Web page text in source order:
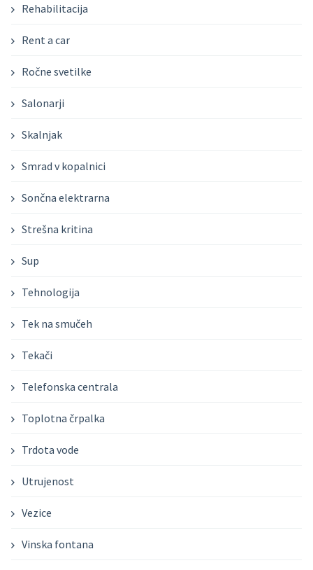
Rehabilitacija
Rent a car
Ročne svetilke
Salonarji
Skalnjak
Smrad v kopalnici
Sončna elektrarna
Strešna kritina
Sup
Tehnologija
Tek na smučeh
Tekači
Telefonska centrala
Toplotna črpalka
Trdota vode
Utrujenost
Vezice
Vinska fontana